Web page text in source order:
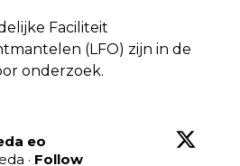
Faciliteit
(LFO) zijn in de
onderzoek.
eo
· Follow